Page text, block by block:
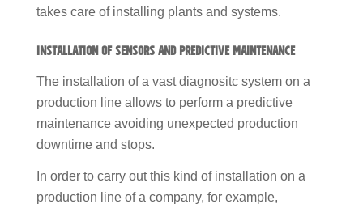
takes care of installing plants and systems.
INSTALLATION OF SENSORS AND PREDICTIVE MAINTENANCE
The installation of a vast diagnositc system on a
production line allows to perform a predictive
maintenance avoiding unexpected production
downtime and stops.
In order to carry out this kind of installation on a
production line of a company, for example,